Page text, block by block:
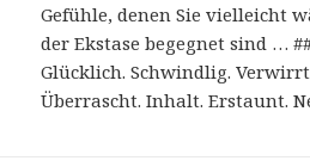
Gefühle, denen Sie vielleicht
der Ekstase begegnet sind …
Glücklich. Schwindlig.
Überrascht. Inhalt. Erstaunt.